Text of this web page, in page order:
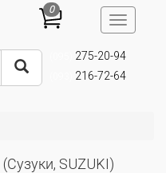
Toggle
0
275-20-94
216-72-64
SUZUKI)